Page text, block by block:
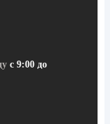
с 9:00 до